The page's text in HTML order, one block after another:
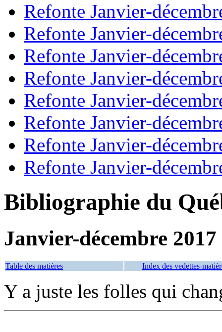
Refonte Janvier-
Refonte Janvier-
Refonte Janvier-
Refonte Janvier-
Refonte Janvier-
Refonte Janvier-
Refonte Janvier-
Refonte Janvier-
Bibliographie du
Janvier-décembre 2017
Table des matières Index des vedettes-
Y a juste les folles qui